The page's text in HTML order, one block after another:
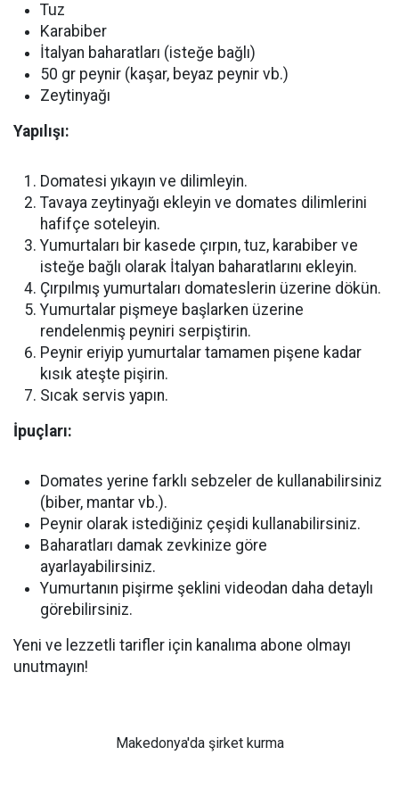
Tuz
Karabiber
İtalyan baharatları (isteğe bağlı)
50 gr peynir (kaşar, beyaz peynir vb.)
Zeytinyağı
Yapılışı:
Domatesi yıkayın ve dilimleyin.
Tavaya zeytinyağı ekleyin ve domates dilimlerini
hafifçe soteleyin.
Yumurtaları bir kasede çırpın, tuz, karabiber ve
isteğe bağlı olarak İtalyan baharatlarını ekleyin.
Çırpılmış yumurtaları domateslerin üzerine dökün.
Yumurtalar pişmeye başlarken üzerine
rendelenmiş peyniri serpiştirin.
Peynir eriyip yumurtalar tamamen pişene kadar
kısık ateşte pişirin.
Sıcak servis yapın.
İpuçları:
Domates yerine farklı sebzeler de kullanabilirsiniz
(biber, mantar vb.).
Peynir olarak istediğiniz çeşidi kullanabilirsiniz.
Baharatları damak zevkinize göre
ayarlayabilirsiniz.
Yumurtanın pişirme şeklini videodan daha detaylı
görebilirsiniz.
Yeni ve lezzetli tarifler için kanalıma abone olmayı
unutmayın!
Makedonya'da şirket kurma